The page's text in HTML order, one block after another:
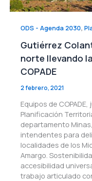
ODS - Agenda 2030,
Gutiérrez
norte llevando
COPADE
2 febrero, 2021
Equipos de
Planificación
departamento
intendentes para
localidades de los
Amargo.
accesibilidad
trabajo articulado